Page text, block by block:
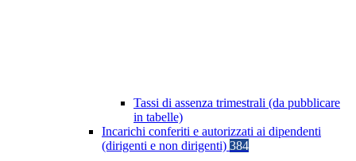
Tassi di assenza trimestrali (da pubblicare
in tabelle)
Incarichi conferiti e autorizzati ai dipendenti
(dirigenti e non dirigenti) 384